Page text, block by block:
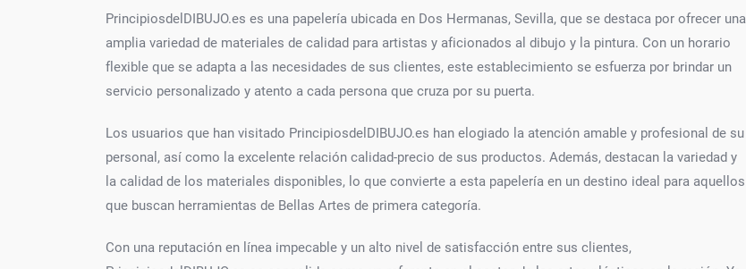
PrincipiosdelDIBUJO.es es una papelería ubicada en Dos Hermanas, Sevilla, que se destaca por ofrecer una
amplia variedad de materiales de calidad para artistas y aficionados al dibujo y la pintura. Con un horario
flexible que se adapta a las necesidades de sus clientes, este establecimiento se esfuerza por brindar un
servicio personalizado y atento a cada persona que cruza por su puerta.
Los usuarios que han visitado PrincipiosdelDIBUJO.es han elogiado la atención amable y profesional de su
personal, así como la excelente relación calidad-precio de sus productos. Además, destacan la variedad y
la calidad de los materiales disponibles, lo que convierte a esta papelería en un destino ideal para aquellos
que buscan herramientas de Bellas Artes de primera categoría.
Con una reputación en línea impecable y un alto nivel de satisfacción entre sus clientes,